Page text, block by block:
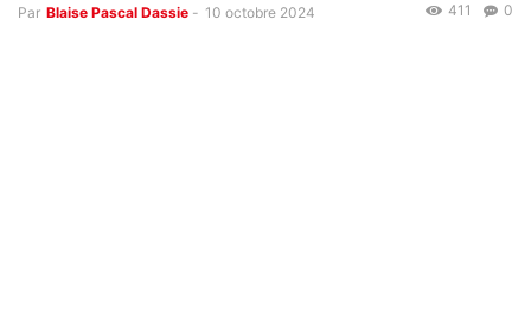
Par Blaise Pascal Dassie - 10 octobre 2024 0
411